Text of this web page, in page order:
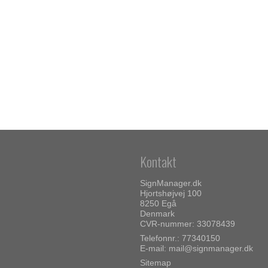
Kontakt
SignManager.dk
Hjortshøjvej 100
8250 Egå
Denmark
CVR-nummer: 33078439
Telefonnr.: 77340150
E-mail: mail@signmanager.dk
Sitemap